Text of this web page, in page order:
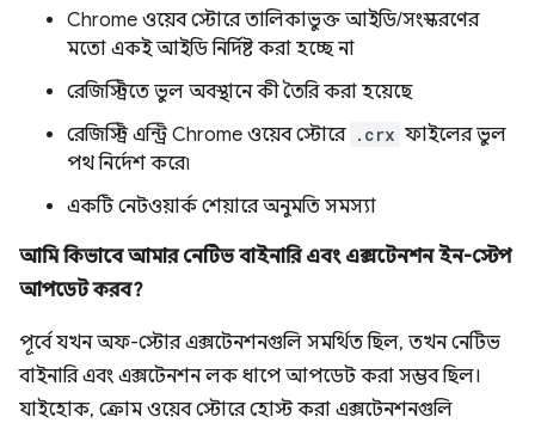
Chrome ওয়েব স্টোরে তালিকাভুক্ত আইডি/সংস্করণের
মতো একই আইডি নির্দিষ্ট করা হচ্ছে না
রেজিস্ট্রিতে ভুল অবস্থানে কী তৈরি করা হয়েছে
রেজিস্ট্রি এন্ট্রি Chrome ওয়েব স্টোরে .crx ফাইলের ভুল
পথ নির্দেশ করে৷
একটি নেটওয়ার্ক শেয়ারে অনুমতি সমস্যা
আমি কিভাবে আমার নেটিভ বাইনারি এবং এক্সটেনশন ইন-স্টেপ
আপডেট করব?
পূর্বে যখন অফ-স্টোর এক্সটেনশনগুলি সমর্থিত ছিল, তখন নেটিভ
বাইনারি এবং এক্সটেনশন লক ধাপে আপডেট করা সম্ভব ছিল।
যাইহোক, ক্রোম ওয়েব স্টোরে হোস্ট করা এক্সটেনশনগুলি